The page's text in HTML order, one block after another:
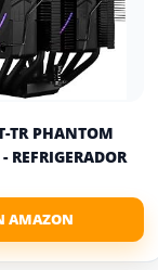
TR PHANTOM
REFRIGERADOR